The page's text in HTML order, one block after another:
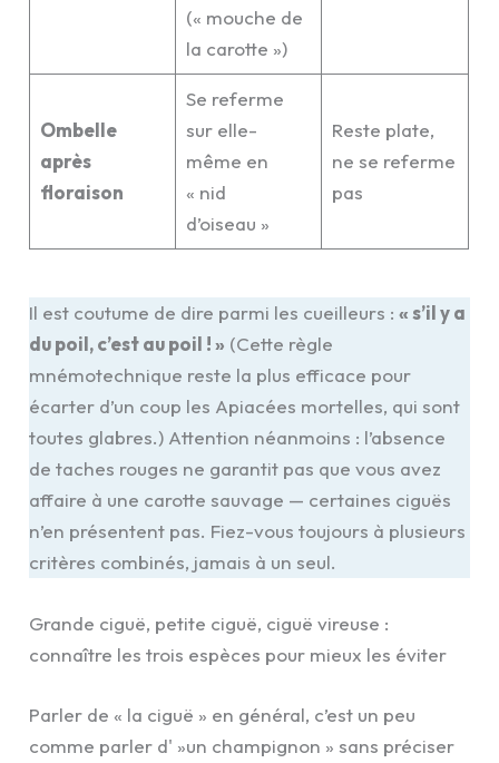
(« mouche de
la carotte »)
Ombelle
après
floraison
Se referme
sur elle-
même en
« nid
d’oiseau »
Reste plate,
ne se referme
pas
Il est coutume de dire parmi les cueilleurs :« s’il y a
du poil, c’est au poil ! » (Cette règle
mnémotechnique reste la plus efficace pour
écarter d’un coup les Apiacées mortelles, qui sont
toutes glabres.) Attention néanmoins : l’absence
de taches rouges ne garantit pas que vous avez
affaire à une carotte sauvage — certaines ciguës
n’en présentent pas. Fiez-vous toujours à plusieurs
critères combinés, jamais à un seul.
Grande ciguë, petite ciguë, ciguë vireuse :
connaître les trois espèces pour mieux les éviter
Parler de « la ciguë » en général, c’est un peu
comme parler d' »un champignon » sans préciser